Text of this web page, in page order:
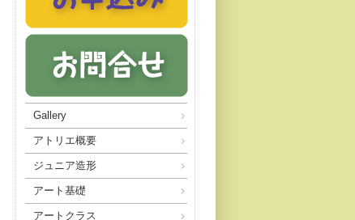
Gallery
アトリエ概要
ジュニア造形
アート基礎
アートクラス